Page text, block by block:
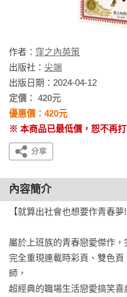
作者： 窪之內英策
出版社： 尖端
出版日期：2024-04-12
定價： 420元
優惠價：420元
※ 本商品已最低價，恕不再
內容簡介
【就算出社會也想要作青春夢
屬於上班族的青春戀愛傑作，
完全重現連載時彩頁、雙色
師，
超經典的職場生活戀愛搞笑